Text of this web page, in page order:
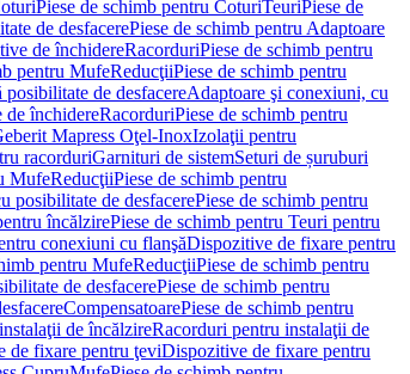
Piese de schimb pentru CoturiTeuriPiese de
de desfacerePiese de schimb pentru Adaptoare
de închidereRacorduriPiese de schimb pentru
pentru MufeReducţiiPiese de schimb pentru
de desfacereAdaptoare şi conexiuni, cu
de închidereRacorduriPiese de schimb pentru
Mapress Oţel-InoxIzolaţii pentru
racorduriGarnituri de sistemSeturi de șuruburi
MufeReducţiiPiese de schimb pentru
posibilitate de desfacerePiese de schimb pentru
încălzirePiese de schimb pentru Teuri pentru
conexiuni cu flanşăDispozitive de fixare pentru
pentru MufeReducţiiPiese de schimb pentru
de desfacerePiese de schimb pentru
CompensatoarePiese de schimb pentru
de încălzireRacorduri pentru instalaţii de
de fixare pentru ţeviDispozitive de fixare pentru